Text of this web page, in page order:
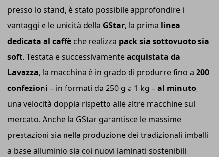
presso lo stand, è stato possibile approfondire i
vantaggi e le unicità della GStar, la prima linea
dedicata al caffè che realizza pack sia sottovuotosia
soft. Testata e successivamenteacquistata da
Lavazza, la macchina è in grado di produrre fino a 200
confezioni – in formati da 250 g a 1 kg –al minuto,
una velocità doppia rispetto alle altre macchine sul
mercato. Anche la GStar garantisce le massime
prestazioni sia nella produzione dei tradizionali imballi
a base alluminio sia coi nuovi laminati sostenibili